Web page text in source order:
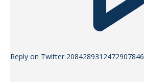
Reply on Twitter 2084289312472907846